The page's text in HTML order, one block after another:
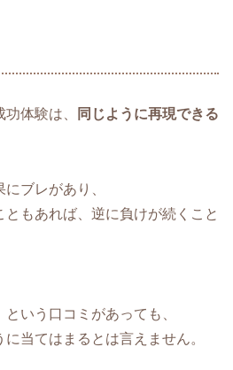
体験は、
同じように再現できる
ブレがあり、
もあれば、逆に負けが続くこと
という口コミがあっても、
当てはまるとは言えません。